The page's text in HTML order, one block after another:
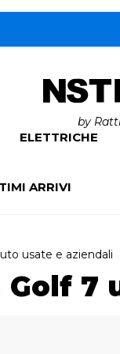
by
ELETTRICHE
ARRIVI
usate e aziendali
7